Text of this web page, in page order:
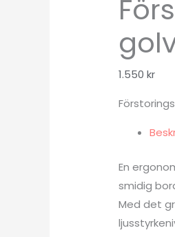
1.550kr
En
smidig
Med det